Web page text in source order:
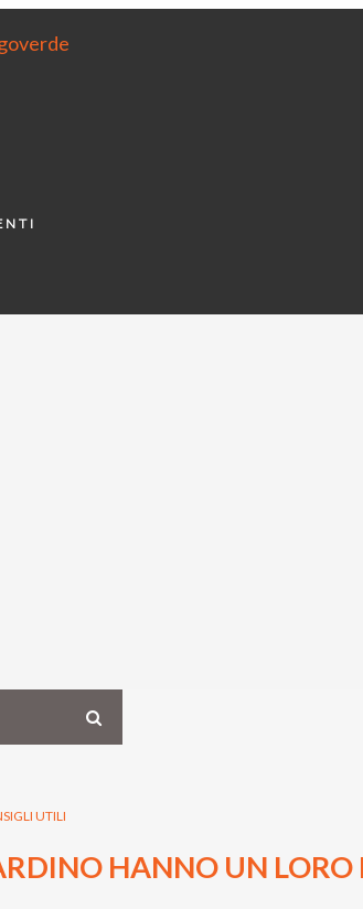
UTILI
HANNO UN LORO